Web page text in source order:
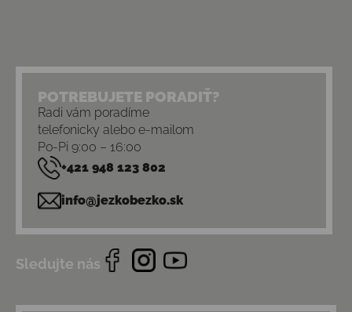
POTREBUJETE PORADIŤ?
Radi vám poradíme
telefonicky alebo e-mailom
Po-Pi 9:00 – 16:00
+421 948 123 802
info@jezkobezko.sk
Sledujte nás